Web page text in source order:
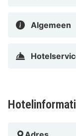
gratis wifi blijf je
douche en
Malmundarium -
3,8 km Baugnez
Algemeen